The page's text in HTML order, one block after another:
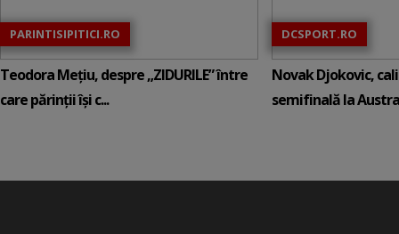
PARINTISIPITICI.RO
Teodora Mețiu, despre „ZIDURILE” între
care părinții își c...
DCSPORT.RO
Novak Djokovic,
semifinală la